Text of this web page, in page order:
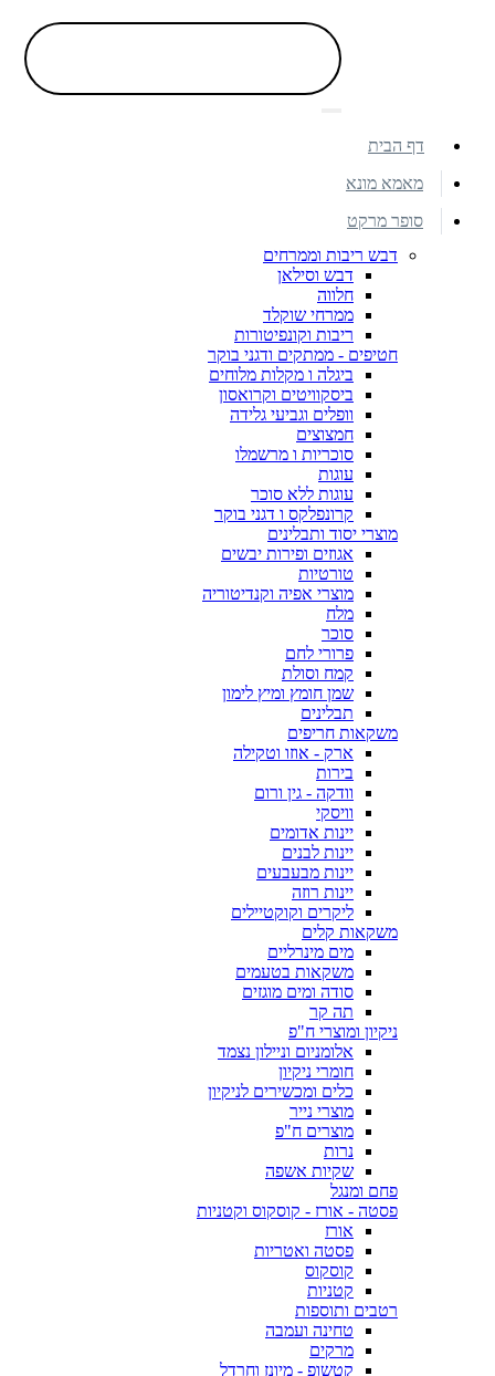
דף הבית
מאמא מונא
סופר מרקט
דבש ריבות וממרחים
דבש וסילאן
חלווה
ממרחי שוקלד
ריבות וקונפיטורות
חטיפים - ממתקים ודגני בוקר
ביגלה ו מקלות מלוחים
ביסקוויטים וקרואסון
וופלים וגביעי גלידה
חמצוצים
סוכריות ו מרשמלו
עוגות
עוגות ללא סוכר
קרונפלקס ו דגני בוקר
מוצרי יסוד ותבלינים
אגוזים ופירות יבשים
טורטיות
מוצרי אפיה וקנדיטוריה
מלח
סוכר
פרורי לחם
קמח וסולת
שמן חומץ ומיץ לימון
תבלינים
משקאות חריפים
ארק - אוזו וטקילה
בירות
וודקה - גין ורום
וויסקי
יינות אדומים
יינות לבנים
יינות מבעבעים
יינות רוזה
ליקרים וקוקטיילים
משקאות קלים
מים מינרליים
משקאות בטעמים
סודה ומים מוגזים
תה קר
ניקיון ומוצרי ח"פ
אלומניום וניילון נצמד
חומרי ניקיון
כלים ומכשירים לניקיון
מוצרי נייר
מוצרים ח"פ
נרות
שקיות אשפה
פחם ומנגל
פסטה - אורז - קוסקוס וקטניות
אורז
פסטה ואטריות
קוסקוס
קטניות
רטבים ותוספות
טחינה ועמבה
מרקים
קטשופ - מיונז וחרדל